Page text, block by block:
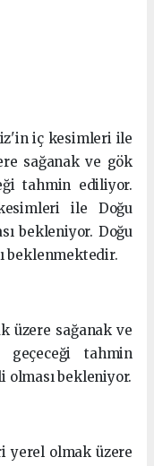
iç kesimleri ile
sağanak ve gök
tahmin ediliyor.
ile Doğu
bekleniyor. Doğu
beklenmektedir.
üzere sağanak ve
geçeceği tahmin
olması bekleniyor.
yerel olmak üzere